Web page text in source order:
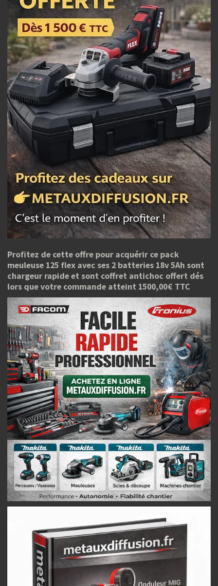
Profitez de cette offre pour acquérir ce pack
meuleuse 125 flex avec ses 2 batteries 18v 5Ah sont
chargeur rapide et sont coffret antichoc offert dés
lors que votre commande atteint 1500,00€ TTC